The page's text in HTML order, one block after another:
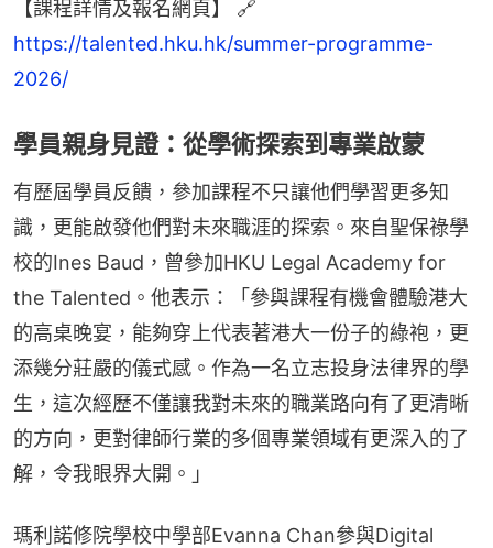
https://talented.hku.hk/summer-programme-
2026/
​​學員親身見證：從學術探索到專業啟蒙​
​​有歷​​屆學員反饋，參加課程不只讓他們學習更多知
識，更能啟發他們對未來職涯的探索。來自聖保祿學
校的Ines Baud，曾參加HKU Legal Academy for
the Talented。他表示：「參與課程有機會體驗港大
的高桌晚宴，能夠穿上代表著港大一份子的綠袍，更
添幾分莊嚴的儀式感。作為一名立志投身法律界的學
生，這次經歷不僅讓我對未來的職業路向有了更清晰
的方向，更對律師行業的多個專業領域有更深入的了
解，令我眼界大開。」​
​​瑪利諾修院學校中學部Evanna Chan參與Digital